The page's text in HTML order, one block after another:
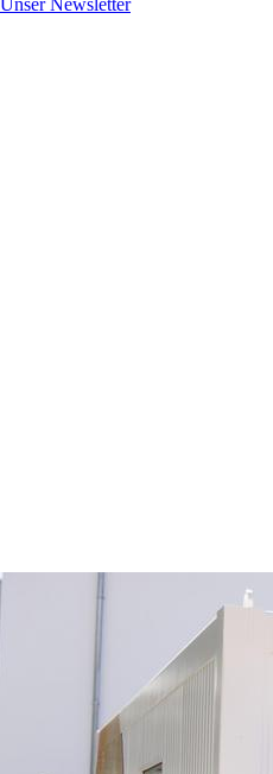
Unser Newsletter